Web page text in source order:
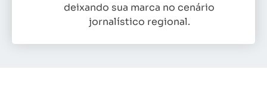
deixando sua marca no cenário
jornalístico regional.